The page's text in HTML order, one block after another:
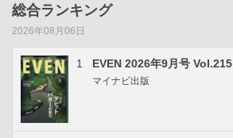
総合ランキング
2026年08月06日
1 EVEN 2026年9月号 Vol.215
マイナビ出版